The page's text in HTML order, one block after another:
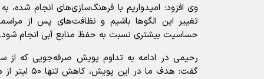
وی افزود: امیدواریم با فرهنگ‌سازی‌های انجام شده،
تغییر این الگو‌ها باشیم و نظافت‌های پس از
حساسیت بیشتری نسبت به حفظ منابع آبی انجام شود.
رحیمی در ادامه به تداوم پویش صرفه‌جویی که از
گفت: هدف ما